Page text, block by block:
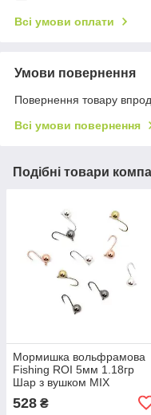
Всі умови оплати
Умови повернення
Повернення товару
Всі умови повернення
Подібні товари
Мормишка вольфрамова
Fishing ROI 5мм 1.18гр
Шар з вушком MIX
(золотий, мідний, срібний,
чорний) (10 шт) (400-28-
528 ₴